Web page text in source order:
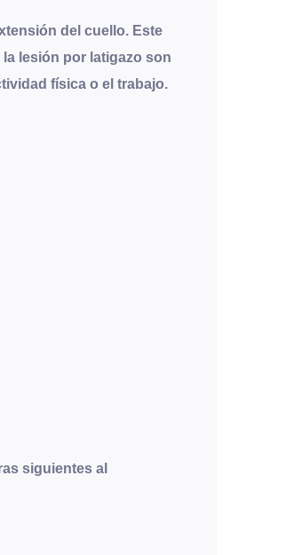
del cuello. Este
lesión por latigazo son
física o el trabajo.
siguientes al